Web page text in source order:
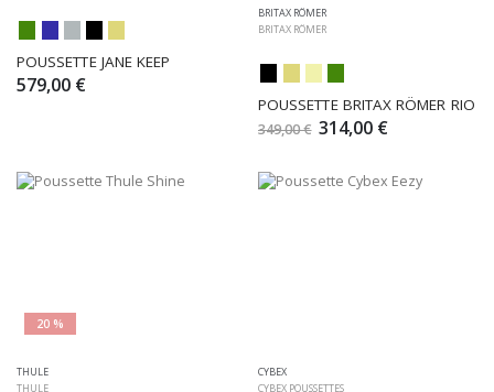
POUSSETTE JANE KEEP
579,00 €
BRITAX RÖMER
BRITAX RÖMER
POUSSETTE BRITAX RÖMER RIO
349,00 € 314,00 €
20 %
THULE
THULE
CYBEX
CYBEX POUSSETTES